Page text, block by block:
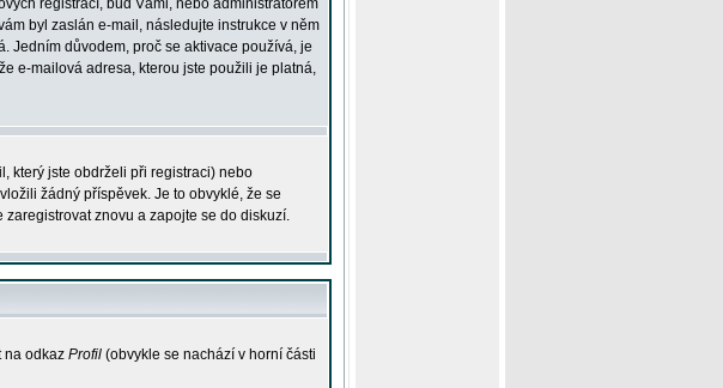
registrací, buď Vámi, nebo administrátorem
byl zaslán e-mail, následujte instrukce v něm
Jedním důvodem, proč se aktivace používá, je
e-mailová adresa, kterou jste použili je platná,
který jste obdrželi při registraci) nebo
žádný příspěvek. Je to obvyklé, že se
znovu a zapojte se do diskuzí.
na odkaz Profil (obvykle se nachází v horní části